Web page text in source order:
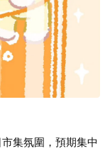
集氛圍，預期集中